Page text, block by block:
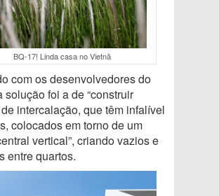
BQ-17! Linda casa no Vietnã
com os desenvolvedores do
solução foi a de “construir
intercalação, que têm infalível
colocados em torno de um
vertical”, criando vazios e
entre quartos.